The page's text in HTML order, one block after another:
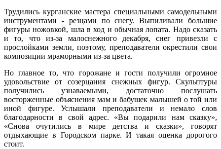
Трудились курганские мастера специальными самодельными
инструментами - резцами по снегу. Выпиливали большие
фигуры ножовкой, шла в ход и обычная лопата. Надо сказать
и то, что из-за малоснежного декабря, снег привезли с
прослойками земли, поэтому, преподаватели окрестили свои
композиции мраморными из-за цвета.
Но главное то, что горожане и гости получили огромное
удовольствие от созерцания снежных фигур. Скульптуры
получились узнаваемыми, достаточно послушать
восторженные объяснения мам и бабушек малышей о той или
иной фигуре. Услышали преподаватели и немало слов
благодарности в свой адрес. «Вы подарили нам сказку»,
«Снова очутились в мире детства и сказки», говорят
отдыхающие в Городском парке. И такая оценка дорогого
стоит.